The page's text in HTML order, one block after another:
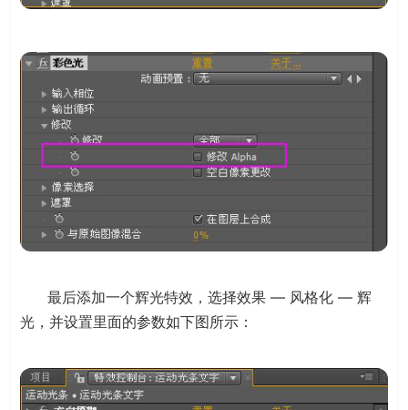
最后添加一个辉光特效，选择效果 — 风格化 — 辉
光，并设置里面的参数如下图所示：